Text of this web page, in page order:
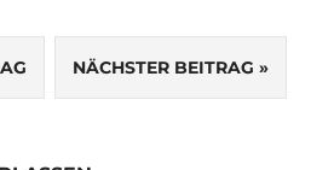
NÄCHSTER BEITRAG